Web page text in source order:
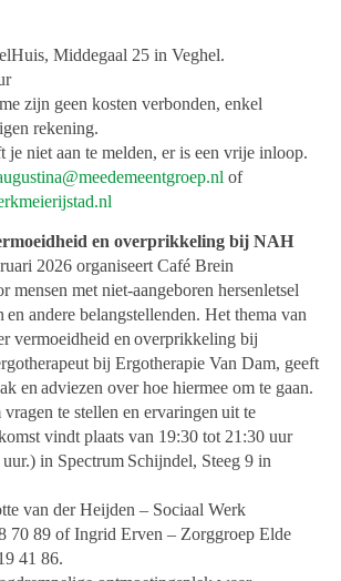
Middegaal 25 in Veghel.
zijn geen kosten verbonden, enkel
rekening.
je niet aan te melden, er is een vrije inloop.
of
en overprikkeling bij NAH
2026 organiseert Café Brein
mensen met niet-aangeboren hersenletsel
en andere belangstellenden. Het thema van
vermoeidheid en overprikkeling bij
bij Ergotherapie Van Dam, geeft
en adviezen over hoe hiermee om te gaan.
te stellen en ervaringen uit te
vindt plaats van 19:30 tot 21:30 uur
in Spectrum Schijndel, Steeg 9 in
van der Heijden – Sociaal Werk
70 89 of Ingrid Erven – Zorggroep Elde
41 86.